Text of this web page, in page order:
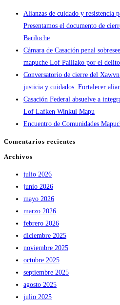
Alianzas de cuidado y resistencia
Presentamos el documento de
Bariloche
Cámara de Casación penal
mapuche Lof Paillako por el
Conversatorio de cierre del
justicia y cuidados. Fortalecer
Casación Federal absuelve a
Lof Lafken Winkul Mapu
Encuentro de Comunidades
Comentarios recientes
Archivos
julio 2026
junio 2026
mayo 2026
marzo 2026
febrero 2026
diciembre 2025
noviembre 2025
octubre 2025
septiembre 2025
agosto 2025
julio 2025